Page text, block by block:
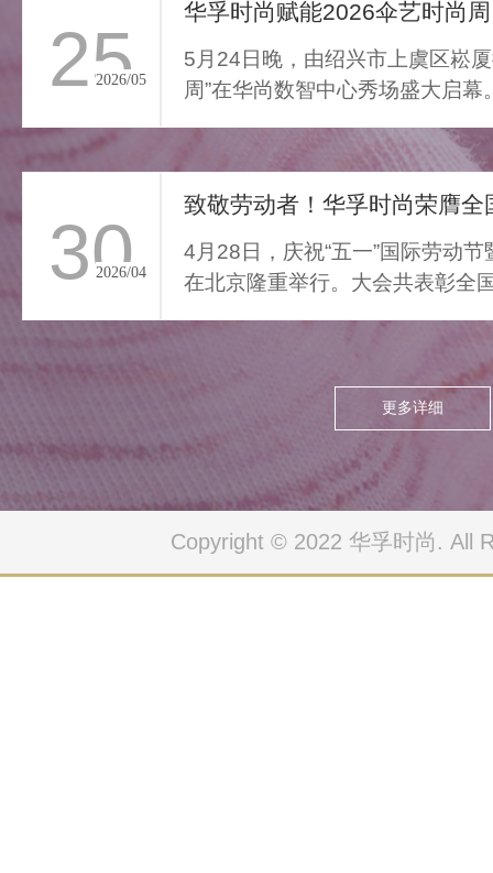
家门，我们亟需“能裹住情
绪”的柔色。家居服将“家的温
柔结界”缝进每寸面料，无需
逃离，换上这身柔雾，便能
让外界紧绷沉进居家软意，
呼吸慢下来，让家成为接住
所有情绪的栖居地。
25
2026/05
华孚时尚赋能2026伞艺时尚
5月24日晚，由绍兴市上虞区崧
周”在华尚数智中心秀场盛大启幕
30
2026/04
致敬劳动者！华孚时尚荣膺
4月28日，庆祝“五一”国际劳动
在北京隆重举行。大会共表彰全
更多详细
Copyright © 2022 华孚时尚. All